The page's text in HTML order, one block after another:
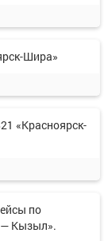
Шира»
«Красноярск-
по
Кызыл».